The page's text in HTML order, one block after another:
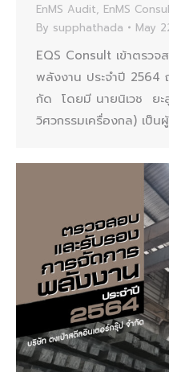
EnMS Audit, EnMS
By supphathada May
EQS Consult เข้าตรวจ
พลังงาน ประจำปี
กัด โดยมี นายนิเวช ยะ
วิศวกรรมเครื่องกล) เป็น